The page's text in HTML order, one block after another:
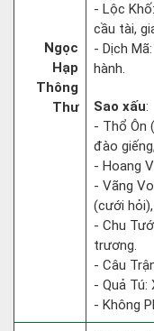
Ngọc
Hạp
Thông
Thư
- Lộc
cầu tài,
- Dịch
hành.
Sao xấu:
- Thổ Ôn
đào
- Hoang
- Vãng
(cưới
- Chu
trương.
- Câu
- Quả Tú:
- Không